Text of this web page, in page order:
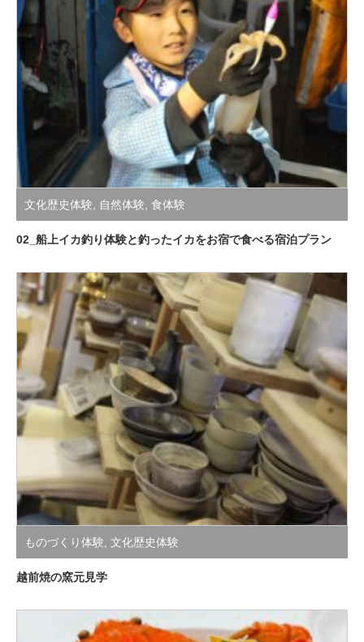
文化歴史体験 自然体験 食体験
02_船上イカ釣り体験と釣ったイカをお宿で食べる宿泊プラン
ものづくり体験 文化歴史体験
越前焼の窯元見学